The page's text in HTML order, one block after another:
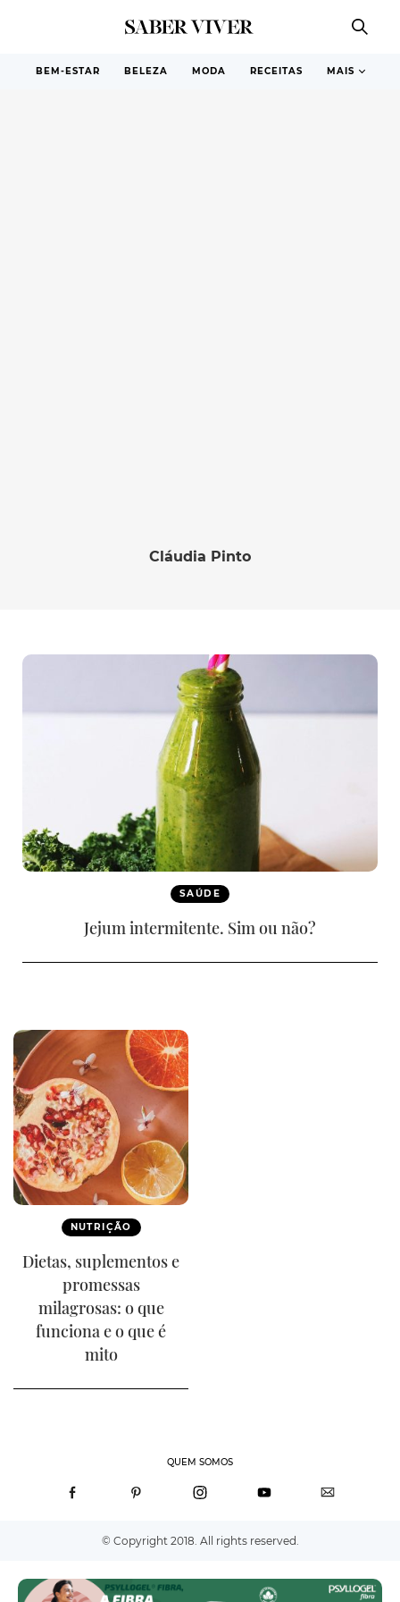
BEM-ESTAR BELEZA MODA RECEITAS MAIS
Cláudia Pinto
SAÚDE
Jejum intermitente. Sim ou não?
NUTRIÇÃO
Dietas, suplementos e
promessas
milagrosas: o que
funciona e o que é
mito
QUEM SOMOS
© Copyright 2018. All rights reserved.